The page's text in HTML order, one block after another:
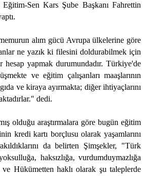
Sen Kars Şube Başkanı Fahrettin
alım gücü Avrupa ülkelerine göre
ne yazık ki filesini doldurabilmek için
hesap yapmak durumundadır. Türkiye'de
ve eğitim çalışanları maaşlarının
ve kiraya ayırmakta; diğer ihtiyaçlarını
dedi.
olduğu araştırmalara göre bugün eğitim
kredi kartı borçlusu olarak yaşamlarını
da belirten Şimşekler, "Türk
haksızlığa, vurdumduymazlığa
ve Hükümetten haklı olarak şu taleplerde